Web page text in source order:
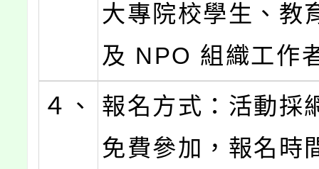
大專院校學生、教
及 NPO 組織工作
４、
報名方式：活動採
免費參加，報名時